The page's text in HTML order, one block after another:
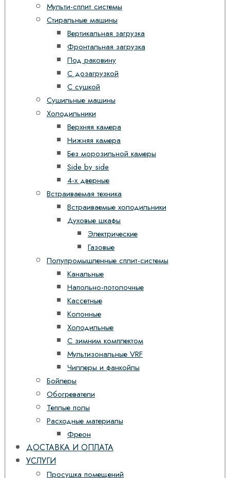
Мульти-сплит системы
Стиральные машины
Вертикальная загрузка
Фронтальная загрузка
Под раковину
С дозагрузкой
С сушкой
Сушильные машины
Холодильники
Верхняя камера
Нижняя камера
Без морозильной камеры
Side by side
4-х дверные
Встраиваемая техника
Встраиваемые холодильники
Духовые шкафы
Электрические
Газовые
Полупромышленные сплит-системы
Канальные
Напольно-потолочные
Кассетные
Колонные
Холодильные
С зимним комплектом
Мультизональные VRF
Чиллеры и фанкойлы
Бойлеры
Обогреватели
Теплые полы
Расходные материалы
Фреон
ДОСТАВКА И ОПЛАТА
УСЛУГИ
Просушка помещений